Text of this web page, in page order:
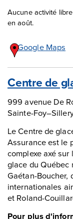
Aucune activité
en août.
Google Maps
Centre de
999 avenue De
Sainte-
Le Centre de
Assurance est le
complexe axé
glace du Québec
Gaétan-Boucher,
internationales
et Roland-
Pour plus